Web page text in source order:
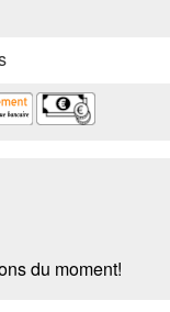
du moment!